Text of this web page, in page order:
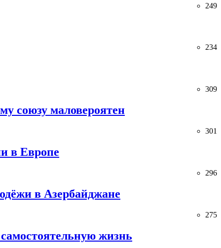
249
234
309
союзу маловероятен
301
в Европе
296
в Азербайджане
275
жизнь